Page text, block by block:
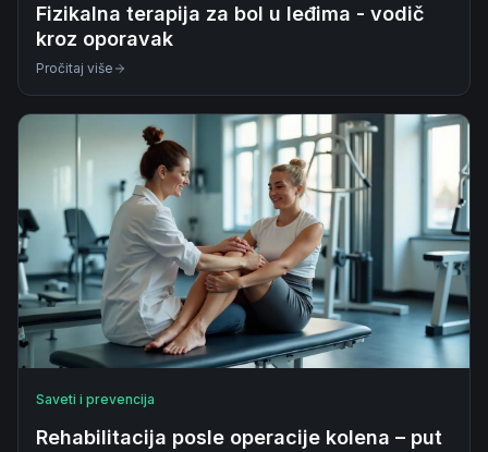
Fizikalna terapija za bol u leđima - vodič
kroz oporavak
Pročitaj više
Saveti i prevencija
Rehabilitacija posle operacije kolena – put